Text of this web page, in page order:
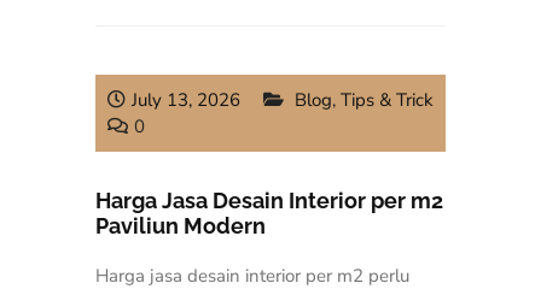
July 13, 2026 Blog, Tips & Trick
0
Harga Jasa Desain Interior per m2
Paviliun Modern
Harga jasa desain interior per m2 perlu